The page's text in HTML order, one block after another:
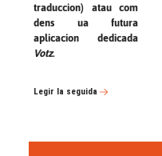
traduccion) atau com
dens ua futura
aplicacion dedicada
Votz.
Legir la seguida